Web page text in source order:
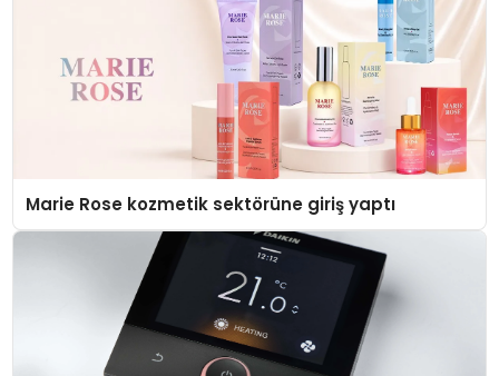
Marie Rose kozmetik sektörüne giriş yaptı